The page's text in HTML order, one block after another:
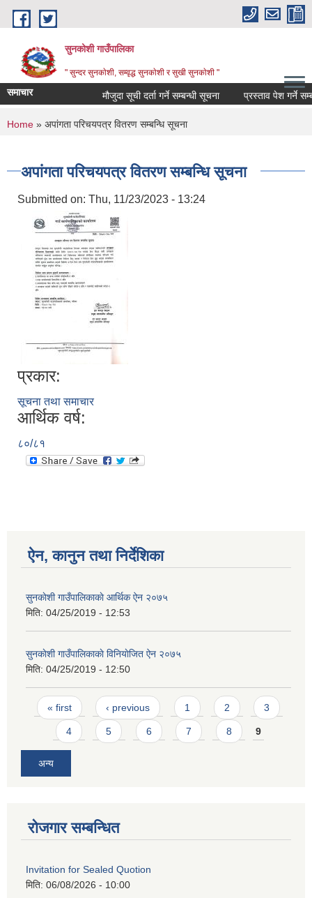
Skip to main content
सुनकोशी गाउँपालिका
" सुन्दर सुनकाेशी, सम्वृद्ध सुनकाेशी र सुखी सुनकाेशी "
समाचार मौजुदा सूची दर्ता गर्ने सम्बन्धी सूचना प्रस्ताव पेश गर्ने
You are here
Home » अपांगता परिचयपत्र वितरण सम्बन्धि सूचना
अपांगता परिचयपत्र वितरण सम्बन्धि सूचना
Submitted on: Thu, 11/23/2023 - 13:24
प्रकार:
सूचना तथा समाचार
आर्थिक वर्ष:
८०/८१
ऐन, कानुन तथा निर्देशिका
सुनकाेशी गाउँपालिकाकाे आर्थिक ऐन २०७५
मिति: 04/25/2019 - 12:53
सुनकाेशी गाउँपालिकाकाे विनियाेजित ऐन २०७५
मिति: 04/25/2019 - 12:50
Pages
« first ‹ previous 1 2 3
4 5 6 7 8 9
अन्य
रोजगार सम्बन्धित
Invitation for Sealed Quotion
मिति: 06/08/2026 - 10:00